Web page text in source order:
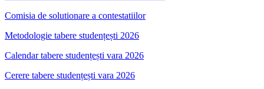
Comisia de solutionare a contestatiilor
Metodologie tabere studențești 2026
Calendar tabere studențești vara 2026
Cerere tabere studențești vara 2026